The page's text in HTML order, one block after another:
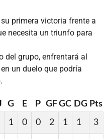
primera victoria frente a
necesita un triunfo para
del grupo, enfrentará al
en un duelo que podría
G E P GFGC DG Pts
1 0 0 2 1 1 3